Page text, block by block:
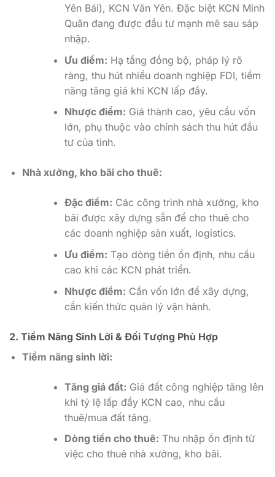
Yên Bái), KCN Văn Yên. Đặc biệt KCN Minh
Quân đang được đầu tư mạnh mẽ sau sáp
nhập.
Ưu điểm: Hạ tầng đồng bộ, pháp lý rõ
ràng, thu hút nhiều doanh nghiệp FDI, tiềm
năng tăng giá khi KCN lấp đầy.
Nhược điểm: Giá thành cao, yêu cầu vốn
lớn, phụ thuộc vào chính sách thu hút đầu
tư của tỉnh.
Nhà xưởng, kho bãi cho thuê:
Đặc điểm: Các công trình nhà xưởng, kho
bãi được xây dựng sẵn để cho thuê cho
các doanh nghiệp sản xuất, logistics.
Ưu điểm: Tạo dòng tiền ổn định, nhu cầu
cao khi các KCN phát triển.
Nhược điểm: Cần vốn lớn để xây dựng,
cần kiến thức quản lý vận hành.
2. Tiềm Năng Sinh Lời & Đối Tượng Phù Hợp
Tiềm năng sinh lời:
Tăng giá đất: Giá đất công nghiệp tăng lên
khi tỷ lệ lấp đầy KCN cao, nhu cầu
thuê/mua đất tăng.
Dòng tiền cho thuê: Thu nhập ổn định từ
việc cho thuê nhà xưởng, kho bãi.